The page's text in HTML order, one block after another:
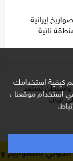
كيفية استخدامك
استخدام موقعنا ،
الأردن: اعتراض 3 صواريخ إيرانية
نائية
واشنطن تستعد
إيران
بالوقود